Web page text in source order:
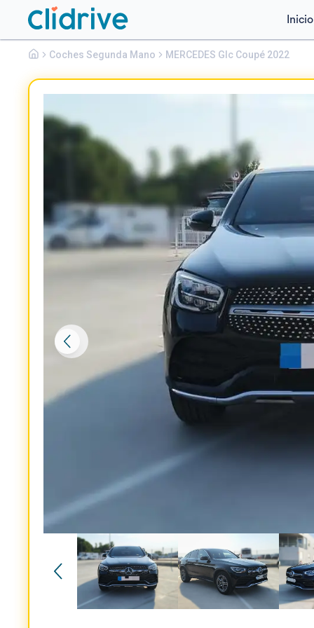
Inicio
Coches Segunda Mano MERCEDES Glc Coupé 2022
Reservado
MercedesGlc Coupé
GLC 220 D 4MATIC